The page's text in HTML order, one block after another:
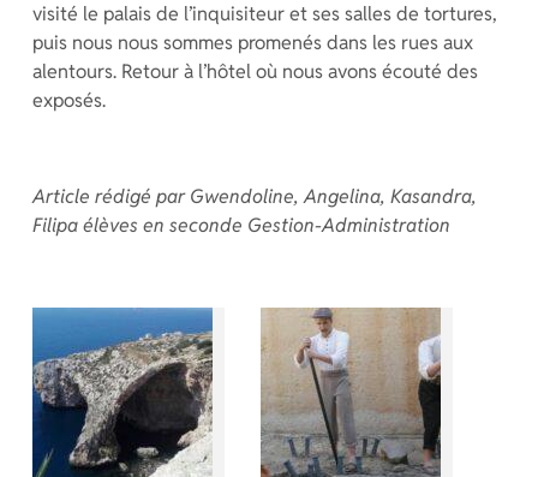
visité le palais de l’inquisiteur et ses salles de tortures,
puis nous nous sommes promenés dans les rues aux
alentours. Retour à l’hôtel où nous avons écouté des
exposés.
Article rédigé par Gwendoline, Angelina, Kasandra,
Filipa élèves en seconde Gestion-Administration